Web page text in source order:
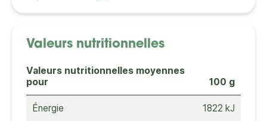
Valeurs nutritionnelles
Valeurs nutritionnelles moyennes
pour
100 g
Énergie 1822 kJ